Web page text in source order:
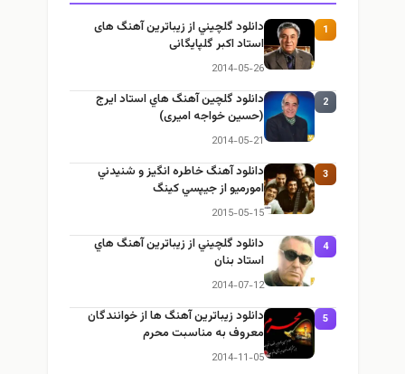
دانلود گلچيني از زيباترين آهنگ های
استاد اکبر گلپایگانی
2014-05-26
دانلود گلچين آهنگ هاي استاد ايرج
(حسین خواجه امیری)
2014-05-21
دانلود آهنگ خاطره انگيز و شنيدني
امورميو از جيپسي كينگ
2015-05-15
دانلود گلچيني از زيباترين آهنگ هاي
استاد بنان
2014-07-12
دانلود زيباترين آهنگ ها از خوانندگان
معروف به مناسبت محرم
2014-11-05